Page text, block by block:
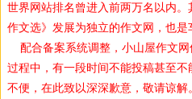
世界网站排名曾进入前两万名以内
作文选》发展为独立的作文网，也
配合备案系统调整，小山屋作文网
过程中，有一段时间不能投稿甚至
不便，在此致以深深歉意，敬请谅解